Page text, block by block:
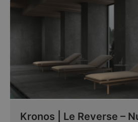
Kronos | Le Reverse –